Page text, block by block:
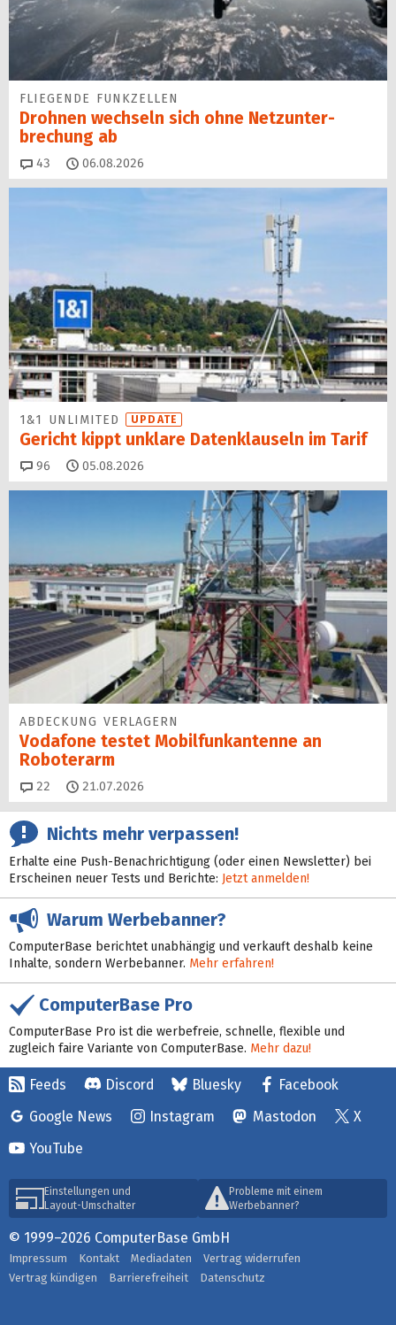
FLIEGENDE FUNKZELLEN
Drohnen wechseln sich ohne Netz­unter­
brechung ab
43 Kommentare
06.08.2026
1&1 UNLIMITED UPDATE
Gericht kippt unklare Datenklauseln im Tarif
96 Kommentare
05.08.2026
ABDECKUNG VERLAGERN
Vodafone testet Mobilfunk­antenne an
Roboterarm
22 Kommentare
21.07.2026
Nichts mehr verpassen!
Erhalte eine Push-Benachrichtigung (oder einen Newsletter) bei
Erscheinen neuer Tests und Berichte: Jetzt anmelden!
Warum Werbebanner?
ComputerBase berichtet unabhängig und verkauft deshalb keine
Inhalte, sondern Werbebanner. Mehr erfahren!
ComputerBase Pro
ComputerBase Pro ist die werbefreie, schnelle, flexible und
zugleich faire Variante von ComputerBase. Mehr dazu!
Feeds Discord Bluesky
Facebook
Google News
Instagram Mastodon
X
YouTube
Einstellungen und
Layout-Umschalter
Probleme mit einem
Werbebanner?
© 1999–2026 ComputerBase GmbH
Impressum Kontakt Mediadaten
Vertrag widerrufen
Vertrag kündigen
Barrierefreiheit Datenschutz